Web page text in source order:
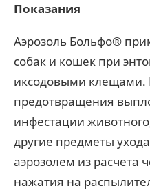
Показания
Аэрозоль Больфо®
собак и кошек при
иксодовыми клещами.
предотвращения
инфестации
другие предметы
аэрозолем из расчета
нажатия на